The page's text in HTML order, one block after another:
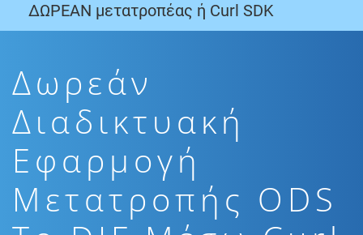
ΔΩΡΕΑΝ μετατροπέας ή Curl SDK
Δωρεάν
Διαδικτυακή
Εφαρμογή
Μετατροπής ODS